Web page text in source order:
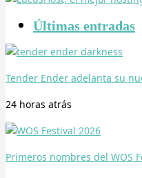
Últimas entradas
Tender Ender adelanta su
24 horas atrás
Primeros nombres del WOS